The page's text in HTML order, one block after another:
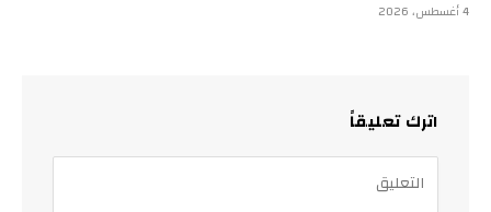
4 أغسطس، 2026
اترك تعليقاً